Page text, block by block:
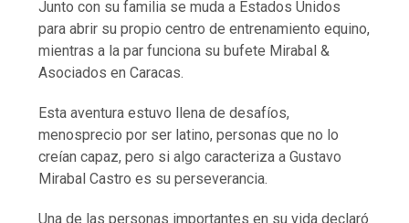
Junto con su familia se muda a Estados Unidos
para abrir su propio centro de entrenamiento equino,
mientras a la par funciona su bufete Mirabal &
Asociados en Caracas.
Esta aventura estuvo llena de desafíos,
menosprecio por ser latino, personas que no lo
creían capaz, pero si algo caracteriza a Gustavo
Mirabal Castro es su perseverancia.
Una de las personas importantes en su vida declaró